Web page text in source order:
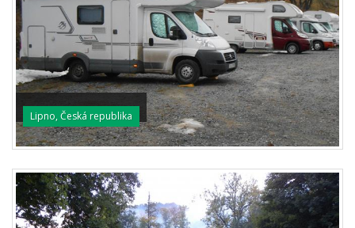
Lipno, Česká republika